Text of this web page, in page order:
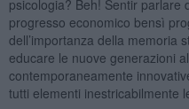
psicologia? Beh! Sentir parlare
progresso economico bensì
dell’importanza della memoria
educare le nuove generazioni
contemporaneamente
tutti elementi inestricabilmente